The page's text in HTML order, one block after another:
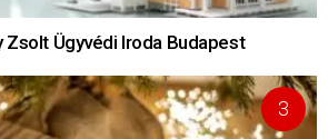
Zsolt Ügyvédi Iroda Budapest